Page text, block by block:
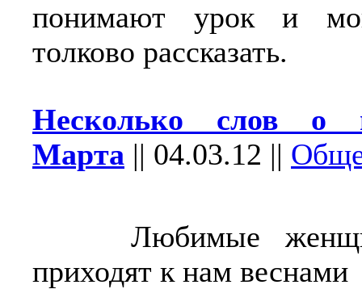
понимают урок и
толково рассказать.
Несколько слов о
Марта || 04.03.12 ||
Любимые
приходят к нам веснами